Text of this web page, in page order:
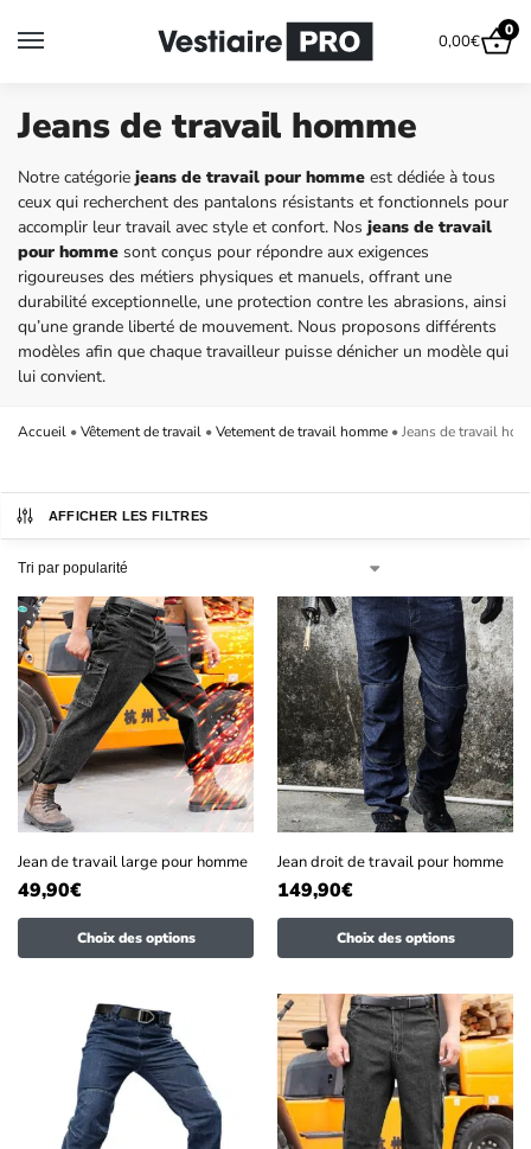
0
0,00€
Jeans de travail homme
Notre catégorie jeans de travail pour homme est dédiée à tous
ceux qui recherchent des pantalons résistants et fonctionnels pour
accomplir leur travail avec style et confort. Nos jeans de travail
pour homme sont conçus pour répondre aux exigences
rigoureuses des métiers physiques et manuels, offrant une
durabilité exceptionnelle, une protection contre les abrasions, ainsi
qu’une grande liberté de mouvement. Nous proposons différents
modèles afin que chaque travailleur puisse dénicher un modèle qui
lui convient.
Accueil •Vêtement de travail •Vetement de travail homme •Jeans de travail
AFFICHER LES FILTRES
Jean de travail large pour homme
49,90€
Choix des options
Jean droit de travail pour homme
149,90€
Choix des options